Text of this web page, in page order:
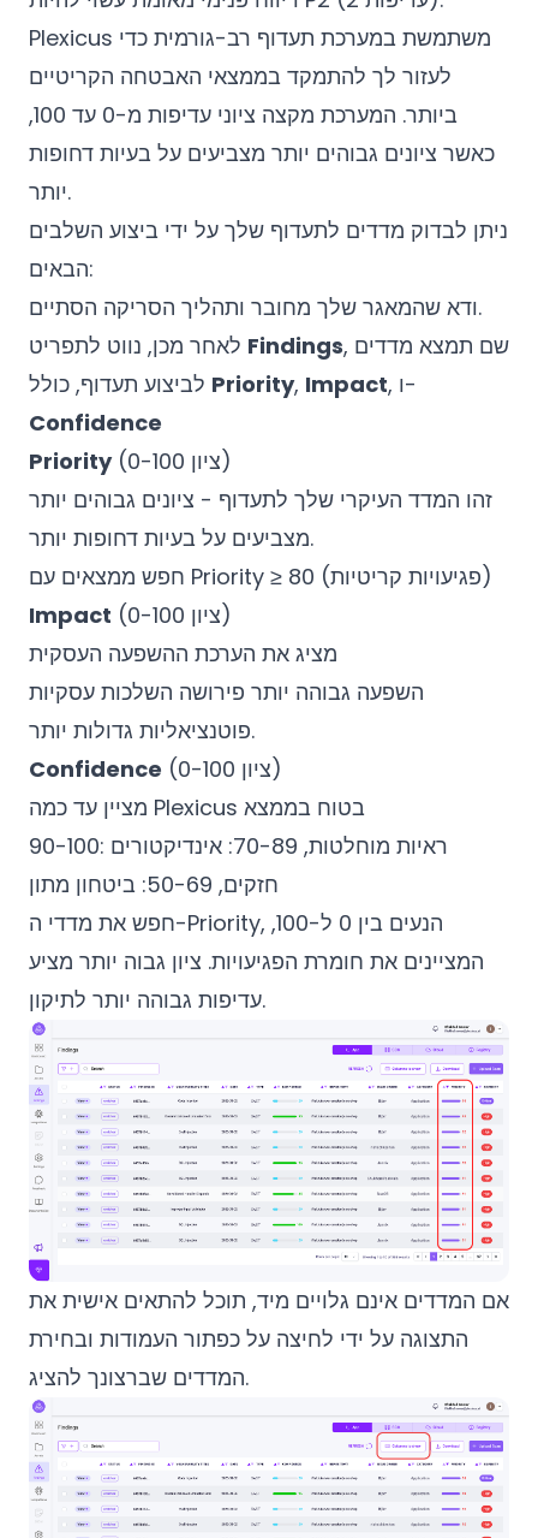
Plexicus משתמשת במערכת תעדוף רב-גורמית כדי
לעזור לך להתמקד בממצאי האבטחה הקריטיים
ביותר. המערכת מקצה ציוני עדיפות מ-0 עד 100,
כאשר ציונים גבוהים יותר מצביעים על בעיות דחופות
יותר.
ניתן לבדוק מדדים לתעדוף שלך על ידי ביצוע השלבים
הבאים:
ודא שהמאגר שלך מחובר ותהליך הסריקה הסתיים.
Findings, שם תמצא מדדים
Priority, Impact
, ו-
Confidence
Priority
(ציון 0-100)
זהו המדד העיקרי שלך לתעדוף - ציונים גבוהים יותר
מצביעים על בעיות דחופות יותר.
חפש ממצאים עם Priority ≥ 80 (פגיעויות קריטיות)
Impact
(ציון 0-100)
מציג את הערכת ההשפעה העסקית
השפעה גבוהה יותר פירושה השלכות עסקיות
פוטנציאליות גדולות יותר.
Confidence
(ציון 0-100)
מציין עד כמה Plexicus בטוח בממצא
90-100: ראיות מוחלטות, 70-89: אינדיקטורים
חזקים, 50-69: ביטחון מתון
חפש את מדדי ה-Priority, הנעים בין 0 ל-100,
המציינים את חומרת הפגיעויות. ציון גבוה יותר מציע
עדיפות גבוהה יותר לתיקון.
אם המדדים אינם גלויים מיד, תוכל להתאים אישית את
התצוגה על ידי לחיצה על כפתור העמודות ובחירת
המדדים שברצונך להציג.